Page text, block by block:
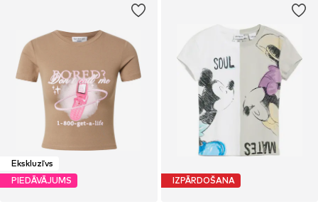
Ekskluzīvs
PIEDĀVĀJUMS
IZPĀRDOŠANA